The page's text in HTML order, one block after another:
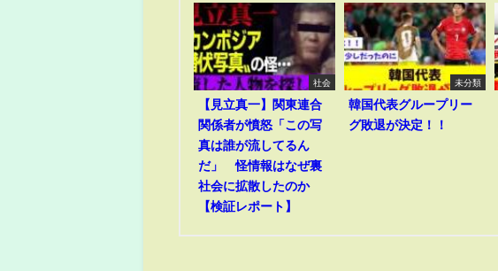
社会
【見立真一】関東連合
関係者が憤怒「この写
真は誰が流してるん
だ」 怪情報はなぜ裏
社会に拡散したのか
【検証レポート】
未分類
韓国代表グループリー
グ敗退が決定！！